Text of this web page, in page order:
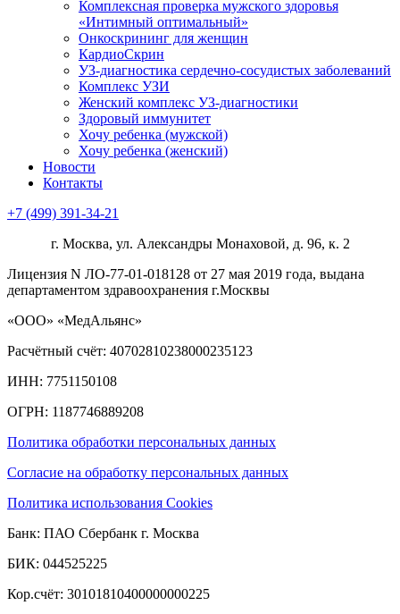
Комплексная проверка мужского здоровья
«Интимный оптимальный»
Онкоcкрининг для женщин
КардиоСкрин
УЗ-диагностика сердечно-сосудистых заболеваний
Комплекс УЗИ
Женский комплекс УЗ-диагностики
Здоровый иммунитет
Хочу ребенка (мужской)
Хочу ребенка (женский)
Новости
Контакты
+7 (499) 391-34-21
г. Москва, ул. Александры Монаховой, д. 96, к. 2
Лицензия N ЛО-77-01-018128 от 27 мая 2019 года, выдана
департаментом здравоохранения г.Москвы
«ООО» «МедАльянс»
Расчётный счёт: 40702810238000235123
ИНН: 7751150108
ОГРН: 1187746889208​
Политика обработки персональных данных
Согласие на обработку персональных данных
Политика использования Cookies
Банк: ПАО Сбербанк г. Москва
БИК: 044525225
Кор.счёт: 30101810400000000225